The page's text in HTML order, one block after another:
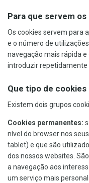
Para que servem os
Os cookies servem para
e o número de
navegação mais rápida
introduzir
Que tipo de
Existem dois grupos
Cookies permanentes:
nível do browser nos
tablet) e que são
dos nossos websites.
a navegação aos
um serviço mais